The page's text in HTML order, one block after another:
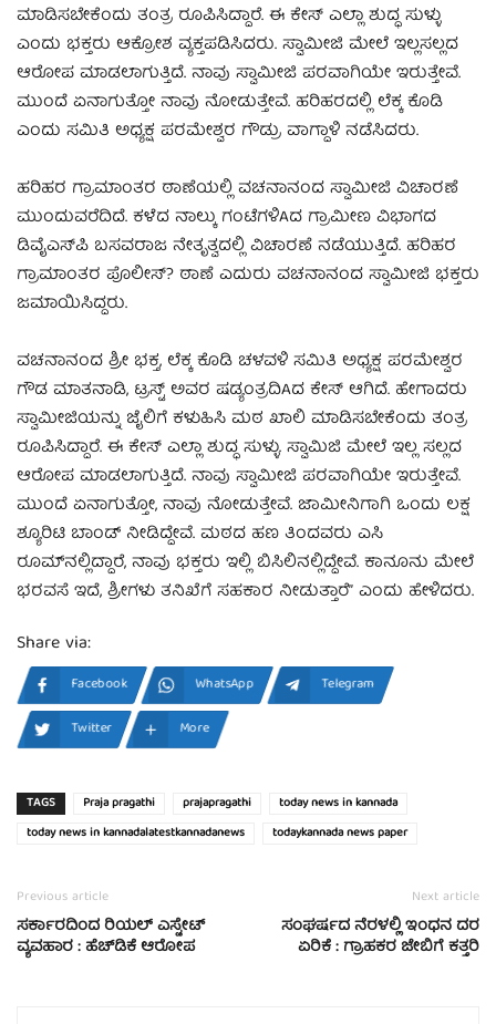
ಮಾಡಿಸಬೇಕೆಂದು ತಂತ್ರ ರೂಪಿಸಿದ್ದಾರೆ. ಈ ಕೇಸ್ ಎಲ್ಲಾ ಶುದ್ಧ ಸುಳ್ಳು
ಎಂದು ಭಕ್ತರು ಆಕ್ರೋಶ ವ್ಯಕ್ತಪಡಿಸಿದರು. ಸ್ವಾಮೀಜಿ ಮೇಲೆ ಇಲ್ಲಸಲ್ಲದ
ಆರೋಪ ಮಾಡಲಾಗುತ್ತಿದೆ. ನಾವು ಸ್ವಾಮೀಜಿ ಪರವಾಗಿಯೇ ಇರುತ್ತೇವೆ.
ಮುಂದೆ ಏನಾಗುತ್ತೋ ನಾವು ನೋಡುತ್ತೇವೆ. ಹರಿಹರದಲ್ಲಿ ಲೆಕ್ಕ ಕೊಡಿ
ಎಂದು ಸಮಿತಿ ಅಧ್ಯಕ್ಷ ಪರಮೇಶ್ವರ ಗೌಡ್ರು ವಾಗ್ದಾಳಿ ನಡೆಸಿದರು.
ಹರಿಹರ ಗ್ರಾಮಾಂತರ ಠಾಣೆಯಲ್ಲಿ ವಚನಾನಂದ ಸ್ವಾಮೀಜಿ ವಿಚಾರಣೆ
ಮುಂದುವರೆದಿದೆ. ಕಳೆದ ನಾಲ್ಕು ಗಂಟೆಗಳಿAದ ಗ್ರಾಮೀಣ ವಿಭಾಗದ
ಡಿವೈಎಸ್‌ಪಿ ಬಸವರಾಜ ನೇತೃತ್ವದಲ್ಲಿ ವಿಚಾರಣೆ ನಡೆಯುತ್ತಿದೆ. ಹರಿಹರ
ಗ್ರಾಮಾಂತರ ಪೊಲೀಸ್? ಠಾಣೆ ಎದುರು ವಚನಾನಂದ ಸ್ವಾಮೀಜಿ ಭಕ್ತರು
ಜಮಾಯಿಸಿದ್ದರು.
ವಚನಾನಂದ ಶ್ರೀ ಭಕ್ತ, ಲೆಕ್ಕ ಕೊಡಿ ಚಳವಳಿ ಸಮಿತಿ ಅಧ್ಯಕ್ಷ ಪರಮೇಶ್ವರ
ಗೌಡ ಮಾತನಾಡಿ, ಟ್ರಸ್ಟ್ ಅವರ ಷಡ್ಯಂತ್ರದಿAದ ಕೇಸ್ ಆಗಿದೆ. ಹೇಗಾದರು
ಸ್ವಾಮೀಜಿಯನ್ನು ಜೈಲಿಗೆ ಕಳುಹಿಸಿ ಮಠ ಖಾಲಿ ಮಾಡಿಸಬೇಕೆಂದು ತಂತ್ರ
ರೂಪಿಸಿದ್ದಾರೆ. ಈ ಕೇಸ್ ಎಲ್ಲಾ ಶುದ್ಧ ಸುಳ್ಳು. ಸ್ವಾಮಿಜಿ ಮೇಲೆ ಇಲ್ಲ ಸಲ್ಲದ
ಆರೋಪ ಮಾಡಲಾಗುತ್ತಿದೆ. ನಾವು ಸ್ವಾಮೀಜಿ ಪರವಾಗಿಯೇ ಇರುತ್ತೇವೆ.
ಮುಂದೆ ಏನಾಗುತ್ತೋ, ನಾವು ನೋಡುತ್ತೇವೆ. ಜಾಮೀನಿಗಾಗಿ ಒಂದು ಲಕ್ಷ
ಶ್ಯೂರಿಟಿ ಬಾಂಡ್ ನೀಡಿದ್ದೇವೆ. ಮಠದ ಹಣ ತಿಂದವರು ಎಸಿ
ರೂಮ್‌ನಲ್ಲಿದ್ದಾರೆ, ನಾವು ಭಕ್ತರು ಇಲ್ಲಿ ಬಿಸಿಲಿನಲ್ಲಿದ್ದೇವೆ. ಕಾನೂನು ಮೇಲೆ
ಭರವಸೆ ಇದೆ, ಶ್ರೀಗಳು ತನಿಖೆಗೆ ಸಹಕಾರ ನೀಡುತ್ತಾರೆ” ಎಂದು ಹೇಳಿದರು.
Share via:
Facebook WhatsApp
Telegram
Twitter
More
TAGS Praja pragathi prajapragathi
today news in kannada
today news in kannadalatestkannadanews
todaykannada news paper
Previous article
ಸರ್ಕಾರದಿಂದ ರಿಯಲ್ ಎಸ್ಟೇಟ್
ವ್ಯವಹಾರ : ಹೆಚ್‌ಡಿಕೆ ಆರೋಪ
Next article
ಸಂಘರ್ಷದ ನೆರಳಲ್ಲಿ ಇಂಧನ ದರ
ಏರಿಕೆ : ಗ್ರಾಹಕರ ಜೇಬಿಗೆ ಕತ್ತರಿ